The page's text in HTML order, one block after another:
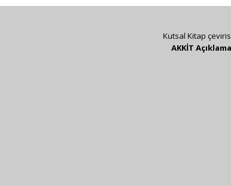
Kutsal Kitap
AKKİT